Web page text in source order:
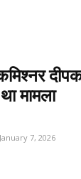
मामला
January 7, 2026